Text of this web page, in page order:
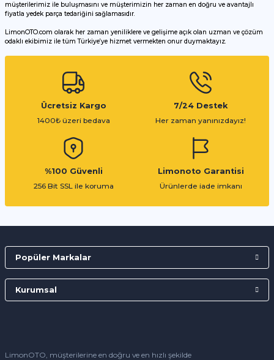
müşterilerimiz ile buluşmasını ve müşterimizin her zaman en doğru ve avantajlı
fiyatla yedek parça tedariğini sağlamasıdır.
LimonOTO.com olarak her zaman yeniliklere ve gelişime açık olan uzman ve çözüm
odaklı ekibimiz ile tüm Türkiye’ye hizmet vermekten onur duymaktayız.
Ücretsiz Kargo
1400₺ üzeri bedava
7/24 Destek
Her zaman yanınızdayız!
%100 Güvenli
256 Bit SSL ile koruma
Limonoto Garantisi
Ürünlerde iade imkanı
LimonOTO, müşterilerine en doğru ve en hızlı şekilde
Popüler Markalar
Kurumsal